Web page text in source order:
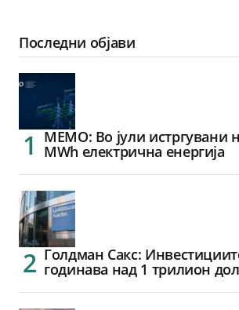
Последни објави
МЕМО: Во јули истргувани
MWh електрична енергија
Голдман Сакс:
годинава над 1 трилион